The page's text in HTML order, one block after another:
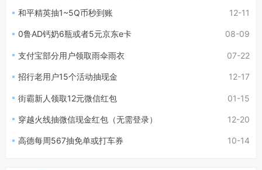
12-11
和平精英抽1~5Q币秒到账
08-09
0鲁AD钙奶6瓶或者5元京东e卡
07-22
支付宝部分用户领取雨伞雨衣
12-17
招行老用户15个活动抽现金
01-15
街霸新人领取12元微信红包
12-20
穿越火线抽微信现金红包（无需登录）
10-14
高德每周567抽免单或打车券